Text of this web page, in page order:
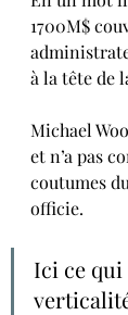
1700M$
à la tête de
Michael
et n’a pas
coutumes
officie.
Ici ce qui